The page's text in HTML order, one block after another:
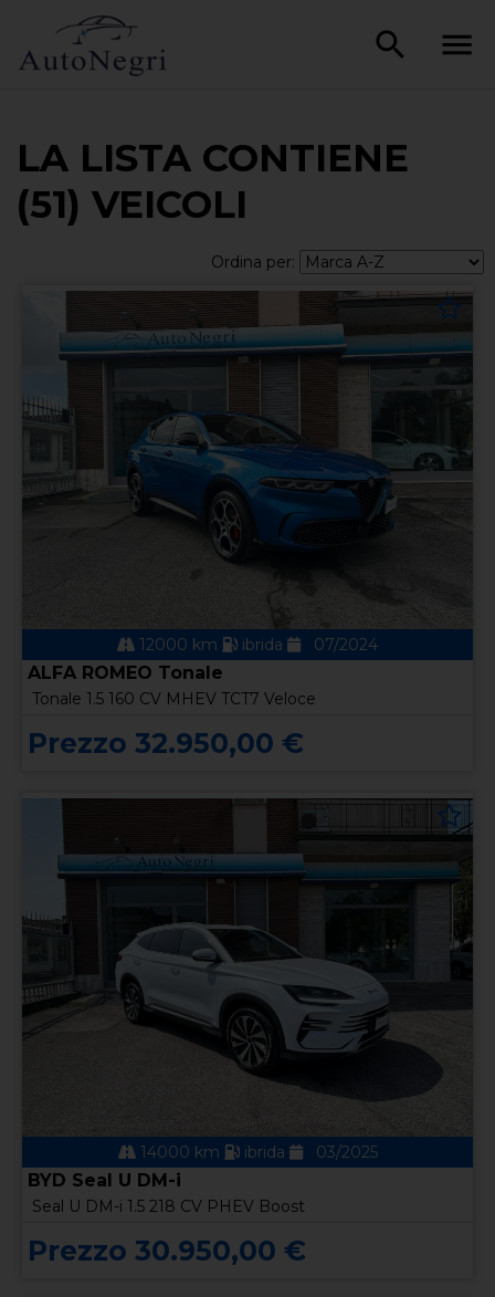
LA LISTA CONTIENE
(51) VEICOLI
Ordina per:
12000 km ibrida 07/2024
ALFA ROMEO Tonale
Tonale 1.5 160 CV MHEV TCT7 Veloce
Prezzo 32.950,00 €
14000 km ibrida 03/2025
BYD Seal U DM-i
Seal U DM-i 1.5 218 CV PHEV Boost
Prezzo 30.950,00 €